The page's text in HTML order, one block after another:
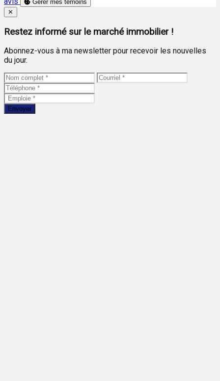
Gérer mes témoins
Close
✕
Restez informé sur le marché immobilier !
Abonnez-vous à ma newsletter pour recevoir les nouvelles
du jour.
Envoyer